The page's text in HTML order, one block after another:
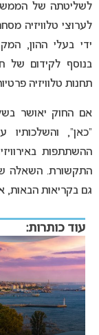
לשליטתה של
לערוצי טלוויזיה
ידי בעלי ההון,
בנוסף לקידום של
תחנות טלוויזיה פרטיות
אם החוק יאושר
“כאן”,
ההשתתפות
התקשורת. השאלה
גם בקריאות הבאות,
עוד כותרות: